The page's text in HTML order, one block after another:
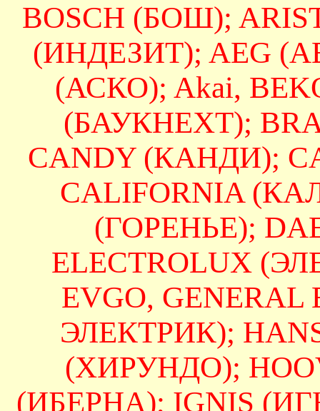
BOSCH (БОШ);
(ИНДЕЗИТ); AEG
(АСКО); Akai,
(БАУКНЕХТ);
CANDY (КАНДИ);
CALIFORNIA
(ГОРЕНЬЕ);
ELECTROLUX
EVGO,
ЭЛЕКТРИК);
(ХИРУНДО);
(ИБЕРНА); IGNIS